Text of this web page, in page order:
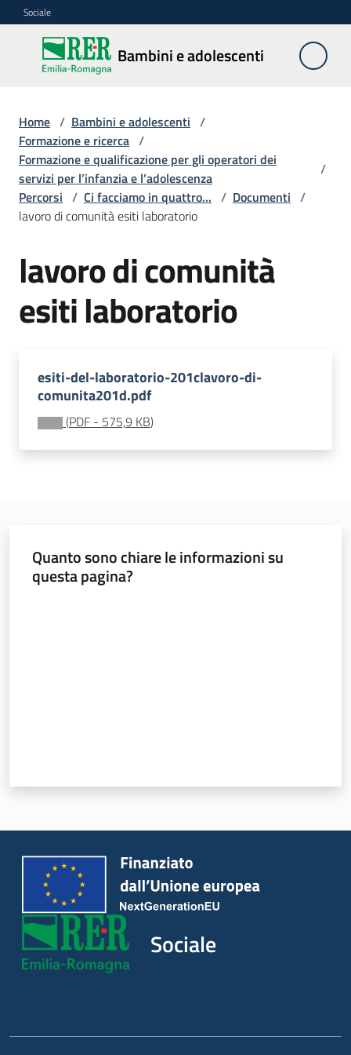
Vai al contenuto
Vai alla navigazione
Vai al footer
Sociale
Bambini e adolescenti
Bambini e
adolescenti
Accoglienza,
tutela
e
sostegno
Adolescenza
Centri
estivi
socioeducativi
Formazione
ricerca
Nidi
Servizi
Leggi Atti Bandi
Piani Programmi
Home / Bambini e adolescenti /
Formazione e ricerca /
Formazione e qualificazione per gli operatori dei
servizi per l’infanzia e l’adolescenza
/
Percorsi / Ci facciamo in quattro... / Documenti /
lavoro di comunità esiti laboratorio
lavoro di comunità
esiti laboratorio
esiti-del-laboratorio-201clavoro-di-
comunita201d.pdf
(PDF - 575,9 KB)
Quanto sono chiare le informazioni su
questa pagina?
Sociale